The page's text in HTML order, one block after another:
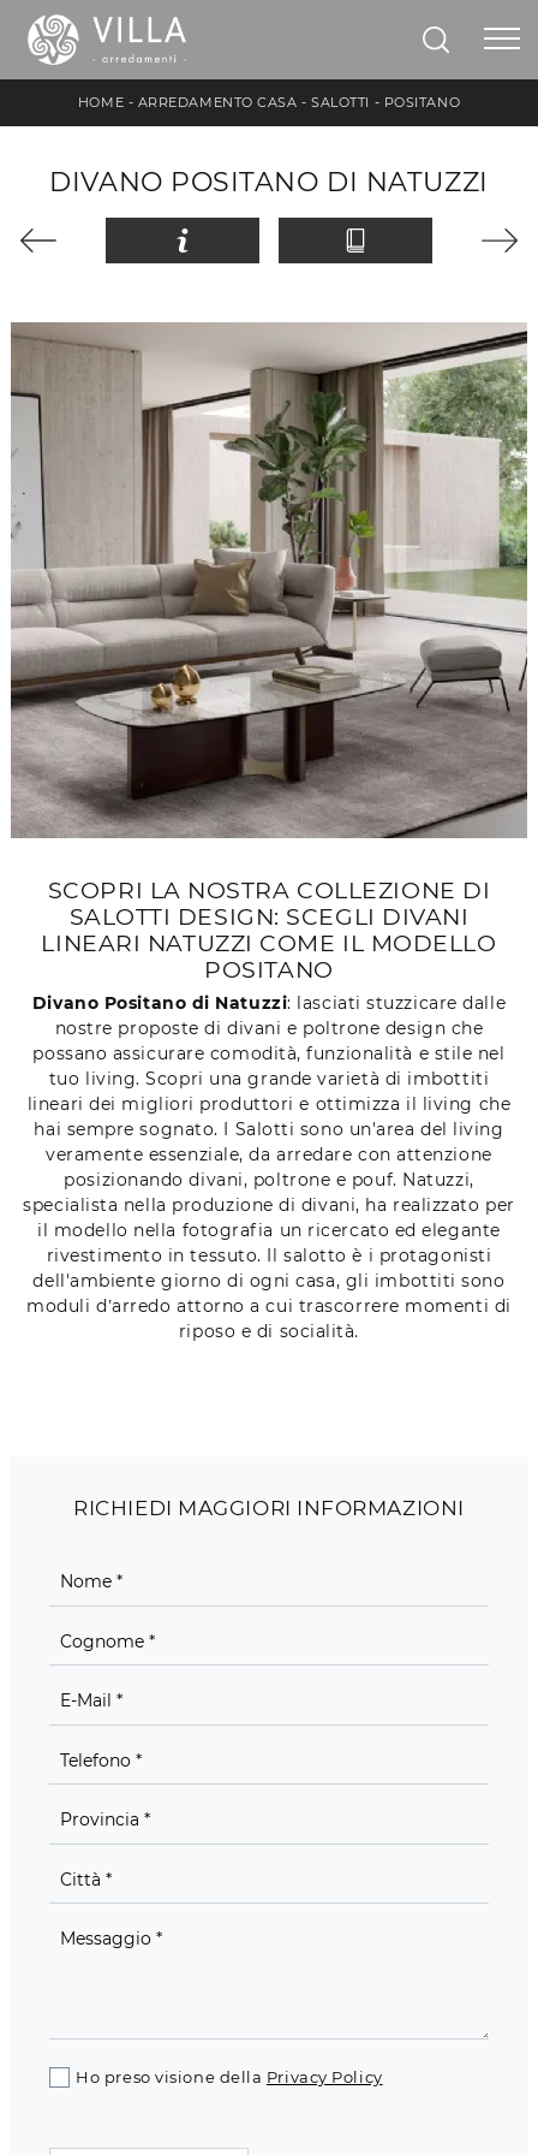
HOME - ARREDAMENTO CASA -SALOTTI - POSITANO
DIVANO POSITANO DI NATUZZI
SCOPRI LA NOSTRA COLLEZIONE DI
SALOTTI DESIGN: SCEGLI DIVANI
LINEARI NATUZZI COME IL MODELLO
POSITANO
Divano Positano di Natuzzi: lasciati stuzzicare dalle
nostre proposte di divani e poltrone design che
possano assicurare comodità, funzionalità e stile nel
tuo living. Scopri una grande varietà di imbottiti
lineari dei migliori produttori e ottimizza il living che
hai sempre sognato. I Salotti sono un'area del living
veramente essenziale, da arredare con attenzione
posizionando divani, poltrone e pouf. Natuzzi,
specialista nella produzione di divani, ha realizzato per
il modello nella fotografia un ricercato ed elegante
rivestimento in tessuto. Il salotto è i protagonisti
dell'ambiente giorno di ogni casa, gli imbottiti sono
moduli d’arredo attorno a cui trascorrere momenti di
riposo e di socialità.
RICHIEDI MAGGIORI INFORMAZIONI
Ho preso visione della Privacy Policy